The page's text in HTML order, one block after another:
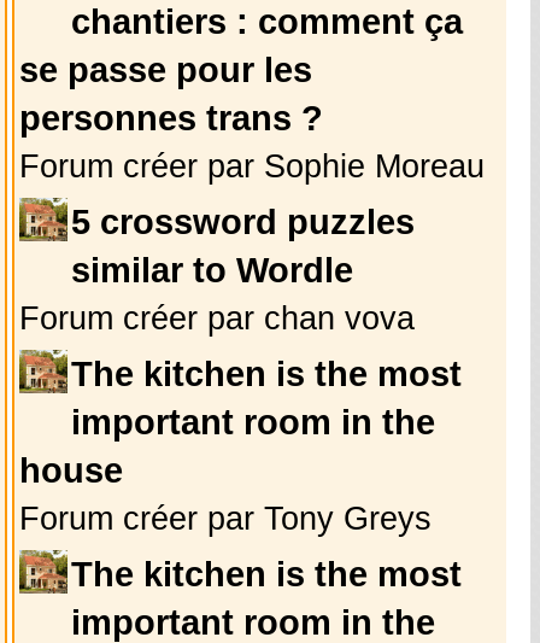
chantiers : comment ça
se passe pour les
personnes trans ?
Forum créer par Sophie Moreau
5 crossword puzzles
similar to Wordle
Forum créer par chan vova
The kitchen is the most
important room in the
house
Forum créer par Tony Greys
The kitchen is the most
important room in the